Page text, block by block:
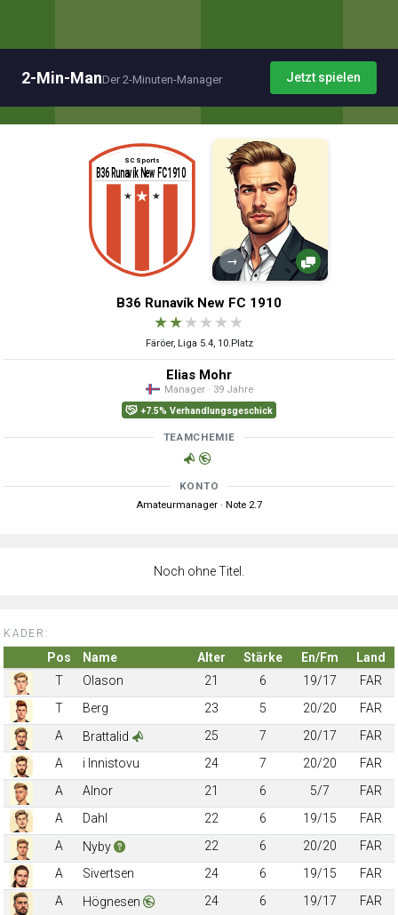
2-Min-ManDer 2-Minuten-Manager Jetzt spielen
→
B36 Runavík New FC 1910
★★★ ★ ★ ★
Färöer, Liga 5.4, 10.Platz
Elias Mohr
Manager · 39 Jahre
+7.5% Verhandlungsgeschick
TEAMCHEMIE
KONTO
Amateurmanager · Note 2.7
Noch ohne Titel.
KADER:
Pos Name Alter Stärke En/Fm
Land
T
Olason 21 6 19/17
FAR
T
Berg 23 5 20/20
FAR
A
Brattalid 25 7 20/17
FAR
A
i Innistovu 24 7 20/20
FAR
A
Alnor 21 6 5/7
FAR
A
Dahl 22 6 19/15
FAR
A
Nyby 22 6 20/20
FAR
A
Sivertsen 24 6 19/15
FAR
A
Högnesen 24 6 19/17
FAR